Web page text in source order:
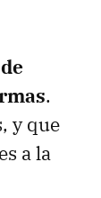
.
y que
a la